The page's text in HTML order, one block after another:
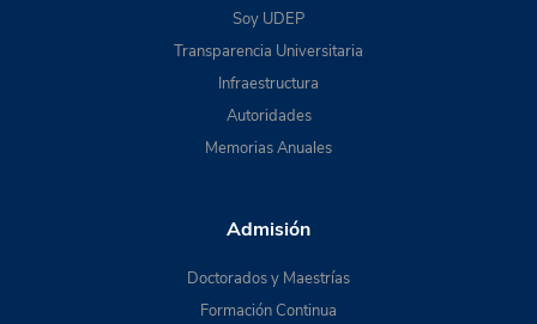
Soy UDEP
Transparencia Universitaria
Infraestructura
Autoridades
Memorias Anuales
Admisión
Doctorados y Maestrías
Formación Continua